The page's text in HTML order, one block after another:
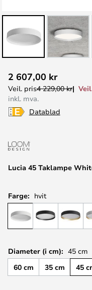
til
begynnelsen
av
bildegalleri
Lucia 45 Taklampe
2 607,00 kr
Veil. pris4 229,00 kr
inkl. mva.
Datablad
Farge: hvit
Diameter (i cm): 45 cm
60 cm
35 cm 45